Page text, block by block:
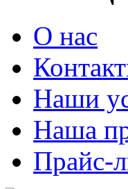
О нас
Наши
Наша
Прайс-